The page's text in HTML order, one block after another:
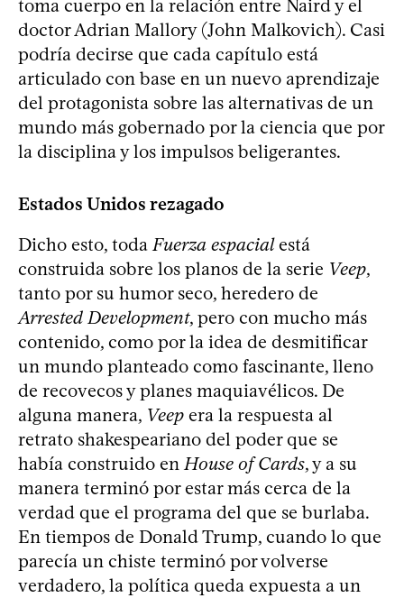
toma cuerpo en la relación entre Naird y el
doctor Adrian Mallory (John Malkovich). Casi
podría decirse que cada capítulo está
articulado con base en un nuevo aprendizaje
del protagonista sobre las alternativas de un
mundo más gobernado por la ciencia que por
la disciplina y los impulsos beligerantes.
Estados Unidos rezagado
Dicho esto, todaFuerza espacialestá
construida sobre los planos de la serie Veep,
tanto por su humor seco, heredero de
Arrested Development, pero con mucho más
contenido, como por la idea de desmitificar
un mundo planteado como fascinante, lleno
de recovecos y planes maquiavélicos. De
alguna manera, Veep era la respuesta al
retrato shakespeariano del poder que se
había construido enHouse of Cards, y a su
manera terminó por estar más cerca de la
verdad que el programa del que se burlaba.
En tiempos de Donald Trump, cuando lo que
parecía un chiste terminó por volverse
verdadero, la política queda expuesta a un